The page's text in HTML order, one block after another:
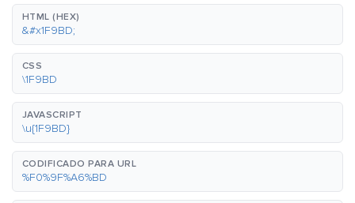
HTML (HEX)
&#x1F9BD;
CSS
\1F9BD
JAVASCRIPT
\u{1F9BD}
CODIFICADO PARA URL
%F0%9F%A6%BD